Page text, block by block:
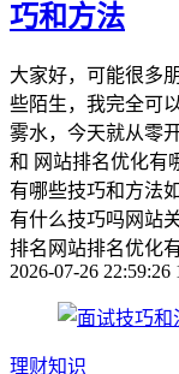
巧和方法
大家好，可能很多
些陌生，我完全可
雾水，今天就从零
和 网站排名优化有
有哪些技巧和方法
有什么技巧吗网站
排名网站排名优化
2026-07-26 22:59:26
理财知识